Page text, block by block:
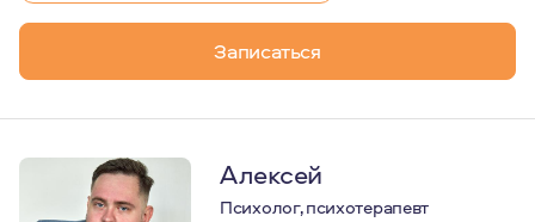
Записаться
Алексей
Психолог, психотерапевт